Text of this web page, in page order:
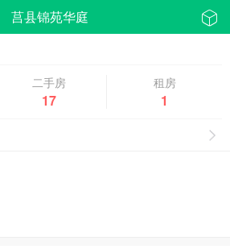
莒县锦苑华庭
二手房
17
租房
1